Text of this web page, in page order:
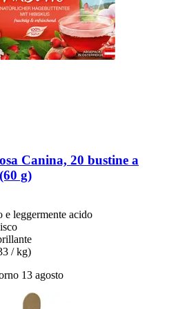
Canina, 20 bustine a
g)
e leggermente acido
/ kg)
13 agosto